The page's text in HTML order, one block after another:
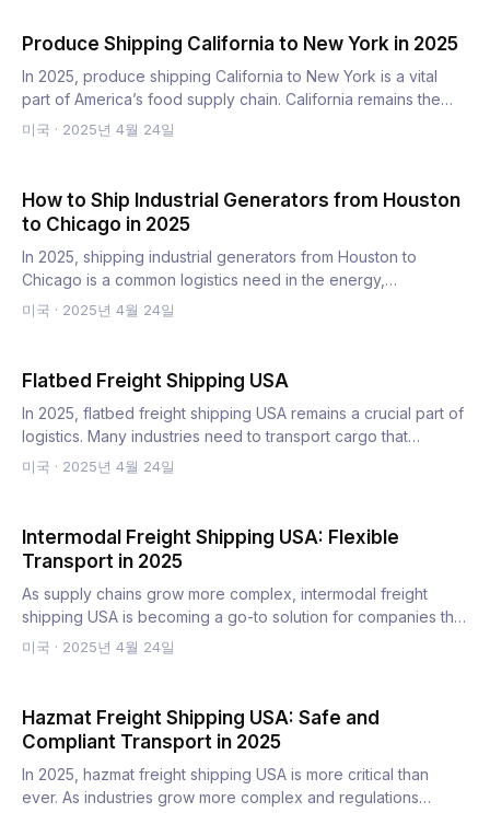
Produce Shipping California to New York in 2025
In 2025, produce shipping California to New York is a vital
part of America’s food supply chain. California remains the…
미국 · 2025년 4월 24일
How to Ship Industrial Generators from Houston
to Chicago in 2025
In 2025, shipping industrial generators from Houston to
Chicago is a common logistics need in the energy,
construction,…
미국 · 2025년 4월 24일
Flatbed Freight Shipping USA
In 2025, flatbed freight shipping USA remains a crucial part of
logistics. Many industries need to transport cargo that…
미국 · 2025년 4월 24일
Intermodal Freight Shipping USA: Flexible
Transport in 2025
As supply chains grow more complex, intermodal freight
shipping USA is becoming a go-to solution for companies that
need…
미국 · 2025년 4월 24일
Hazmat Freight Shipping USA: Safe and
Compliant Transport in 2025
In 2025, hazmat freight shipping USA is more critical than
ever. As industries grow more complex and regulations